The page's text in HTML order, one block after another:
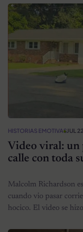
HISTORIAS EMOTIVASJUL
Video viral: un
calle con toda
Malcolm Richardson
cuando vio pasar
hocico. El video se